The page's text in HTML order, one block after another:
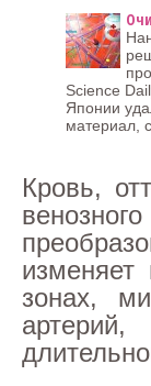
Science
Японии
материал,
Кровь,
зонах,